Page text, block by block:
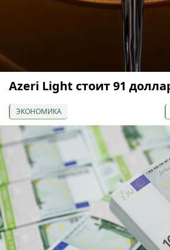
Azeri Light стоит 91
ЭКОНОМИКА